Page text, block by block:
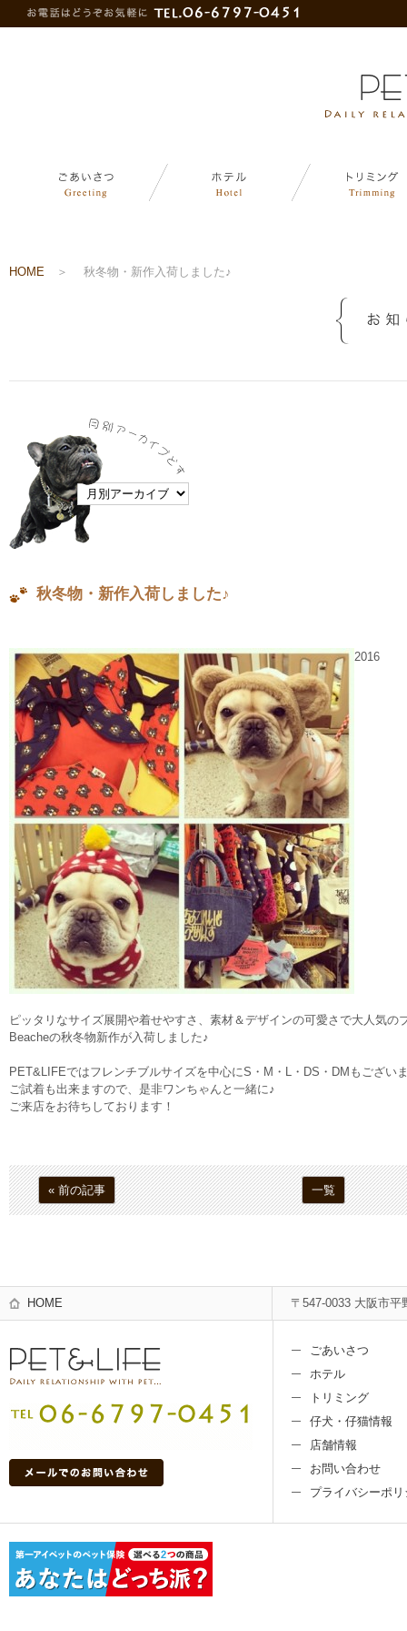
HOME ＞ 秋冬物・新作入荷しました♪
秋冬物・新作入荷しました♪
2016
ピッタリなサイズ展開や着せやすさ、素材＆デザインの可愛さで大人気の
Beacheの秋冬物新作が入荷しました♪
PET&LIFEではフレンチブルサイズを中心にS・M・L・DS・DMもござい
ご試着も出来ますので、是非ワンちゃんと一緒に♪
ご来店をお待ちしております！
« 前の記事 一覧
HOME 〒547-0033 大阪市平
ごあいさつ
ホテル
トリミング
仔犬・仔猫情報
店舗情報
お問い合わせ
プライバシーポリ